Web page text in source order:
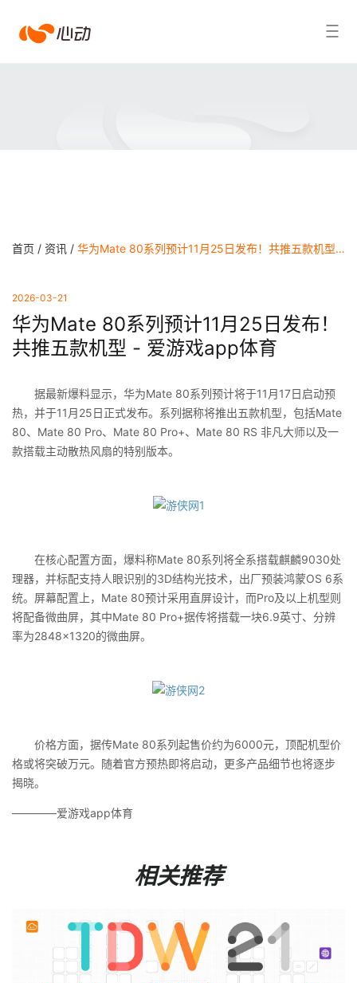
爱搜索结果
首页 / 资讯 / 华为Mate 80系列预计11月25日发布！共推五款机型 - 爱游戏app体育
2026-03-21
华为Mate 80系列预计11月25日发布！
共推五款机型 - 爱游戏app体育
据最新爆料显示，华为Mate 80系列预计将于11月17日启动预
热，并于11月25日正式发布。系列据称将推出五款机型，包括Mate
80、Mate 80 Pro、Mate 80 Pro+、Mate 80 RS 非凡大师以及一
款搭载主动散热风扇的特别版本。
在核心配置方面，爆料称Mate 80系列将全系搭载麒麟9030处
理器，并标配支持人眼识别的3D结构光技术，出厂预装鸿蒙OS 6系
统。屏幕配置上，Mate 80预计采用直屏设计，而Pro及以上机型则
将配备微曲屏，其中Mate 80 Pro+据传将搭载一块6.9英寸、分辨
率为2848×1320的微曲屏。
价格方面，据传Mate 80系列起售价约为6000元，顶配机型价
格或将突破万元。随着官方预热即将启动，更多产品细节也将逐步
揭晓。
————爱游戏app体育
相关推荐